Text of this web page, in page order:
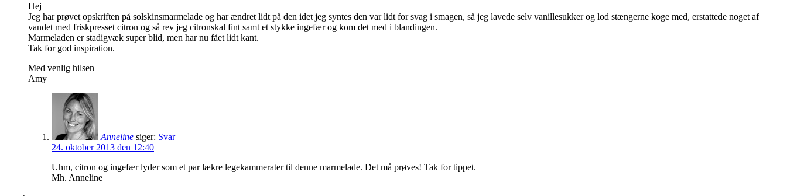
Hej
Jeg har prøvet opskriften på solskinsmarmelade og har ændret lidt på den idet jeg syntes den var lidt for svag i smagen, så jeg lavede selv vanillesukker og lod stængerne koge med, erstattede noget af
vandet med friskpresset citron og så rev jeg citronskal fint samt et stykke ingefær og kom det med i blandingen.
Marmeladen er stadigvæk super blid, men har nu fået lidt kant.
Tak for god inspiration.
Med venlig hilsen
Amy
Anneline siger: Svar
24. oktober 2013 den 12:40
Uhm, citron og ingefær lyder som et par lækre legekammerater til denne marmelade. Det må prøves! Tak for tippet.
Mh. Anneline